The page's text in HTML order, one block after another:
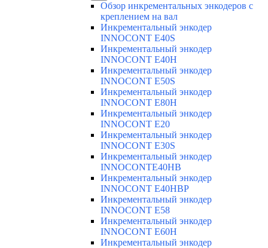
Обзор инкрементальных энкодеров с
креплением на вал
Инкрементальный энкодер
INNOCONT E40S
Инкрементальный энкодер
INNOCONT E40H
Инкрементальный энкодер
INNOCONT E50S
Инкрементальный энкодер
INNOCONT E80H
Инкрементальный энкодер
INNOCONT E20
Инкрементальный энкодер
INNOCONT E30S
Инкрементальный энкодер
INNOCONTE40HB
Инкрементальный энкодер
INNOCONT E40HBP
Инкрементальный энкодер
INNOCONT E58
Инкрементальный энкодер
INNOCONT E60H
Инкрементальный энкодер